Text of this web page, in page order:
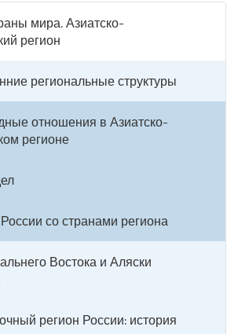
мира. Азиатско-
регион
региональные структуры
отношения в Азиатско-
регионе
со странами региона
Востока и Аляски
регион России: история